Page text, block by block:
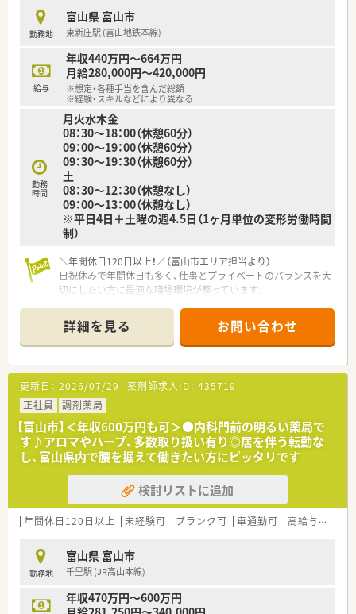
す。
■正社員だけでなくパートタイムで働くスタッフに対しても賞
与を支給するなど、働きやすい労働環境の整備に力を入れていま
す。
【こんな方にオススメ】
■年間休日が120日以上確保された環境で、仕事とプライベート
す。
■これまでの調剤経験を活かして年収アップを目指し、充実した
賞与や手当などの好待遇での就業を希望されている方にお勧め
です。
■店舗での調剤に加えて在宅医療にも関わり、地域に密着した形
で患者様の健康をしっかりとサポートしていきたい方にぴった
りです。
勤務地
富山県 富山市
東新庄駅 (富山地鉄本線)
給与
年収440万円～664万円
月給280,000円～420,000円
※想定・各種手当を含んだ総額
※経験・スキルなどにより異なる
勤務
時間
月火水木金
08：30～18：00（休憩60分）
09：00～19：00（休憩60分）
09：30～19：30（休憩60分）
土
08：30～12：30（休憩なし）
09：00～13：00（休憩なし）
※平日4日＋土曜の週4.5日（1ヶ月単位の変形労働時間
制）
＼年間休日120日以上！／（富山市エリア担当より）
日祝休みで年間休日も多く、仕事とプライベートのバランスを大
切にしたい方に最適な職場環境が整っています。
【店舗情報と応需状況について】
■最寄り駅の東新庄駅から徒歩5分と非常にアクセスが良く、車
での通勤も可能なため毎日の移動がスムーズです。
■近隣クリニックからの内科処方箋を1日あたり50枚から60枚
程度応需し、居宅患者様への在宅業務も行います。
■常勤薬剤師2名と非常勤薬剤師3名が在籍しており、常時2名か
ら3名体制で協力し合いながら業務を進めています。
【法人特徴について】
■富山県内を中心として計5店舗の調剤薬局を展開しており、地
域に深く根差した温かい薬局作りを目指しています。
■パートタイムで働くスタッフにも賞与を支給するなど、雇用形
態に関わらず従業員を大切にする企業風土があります。
■近隣にあるクリニックの処方をメインに応需し、地域住民の皆
【職場環境と雰囲気】
■常時複数名の薬剤師が勤務する体制を整えているため、業務の
相談や意見交換がしやすい風通しの良い職場環境です。
■駅から近く通勤に便利な立地でありながら、マイカー通勤も可
詳細を見る お問い合わせ
更新日： 2026/07/29 薬剤師求人ID： 435719
正社員
調剤薬局
【富山市】＜年収600万円も可＞●内科門前の明るい薬局で
す♪アロマやハーブ、多数取り扱い有り◎居を伴う転勤な
し、富山県内で腰を据えて働きたい方にピッタリです
検討リストに追加
年間休日120日以上 未経験可 ブランク可 車通勤可 高給与(600万円以上)
勤務地
富山県 富山市
千里駅 (JR高山本線)
年収470万円～600万円